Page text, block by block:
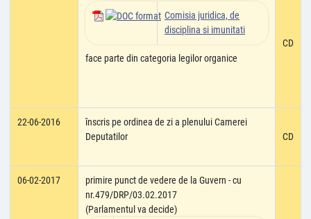
Comisia juridica, de
disciplina si imunitati
face parte din categoria legilor organice
CD
22-06-2016
înscris pe ordinea de zi a plenului Camerei
Deputatilor
CD
06-02-2017
primire punct de vedere de la Guvern - cu
nr.479/DRP/03.02.2017
(Parlamentul va decide)